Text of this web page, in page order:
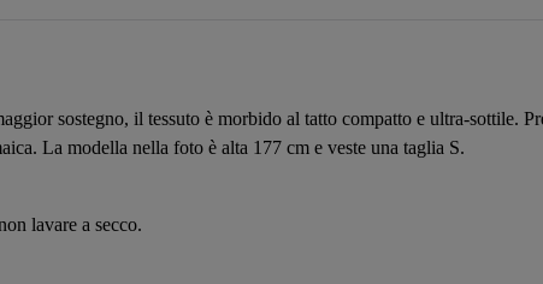
sostegno, il tessuto è morbido al tatto compatto e ultra-sottile.
La modella nella foto è alta 177 cm e veste una taglia S.
lavare a secco.